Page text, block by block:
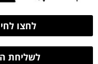
לחצו לחיוג 03-
לשליחת